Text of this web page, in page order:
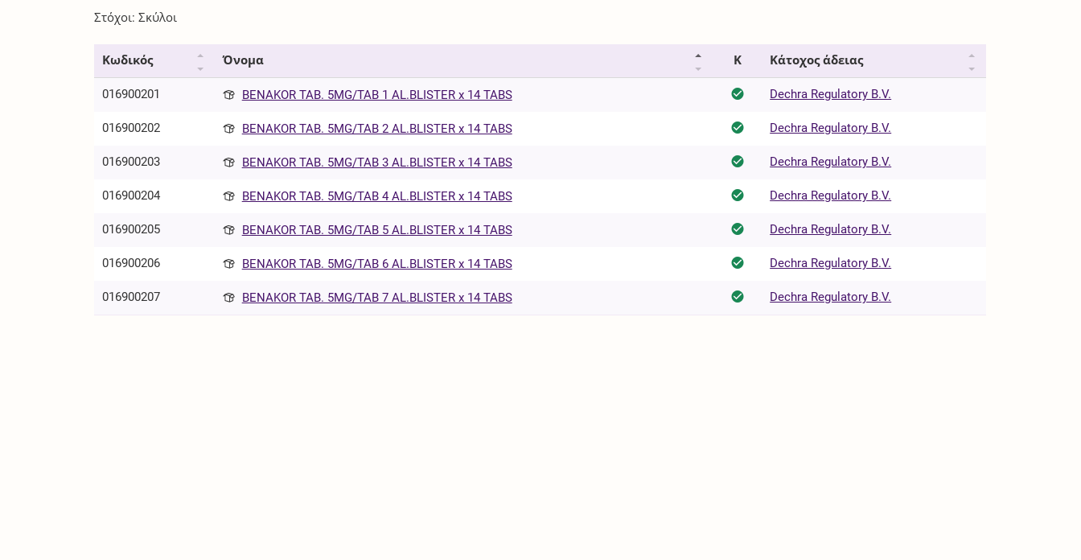
Στόχοι: Σκύλοι
Κωδικός Όνομα Κ Κάτοχος άδειας
016900201 BENAKOR TAB. 5MG/TAB 1 AL.BLISTER x 14 TABS Dechra Regulatory B.V.
016900202 BENAKOR TAB. 5MG/TAB 2 AL.BLISTER x 14 TABS Dechra Regulatory B.V.
016900203 BENAKOR TAB. 5MG/TAB 3 AL.BLISTER x 14 TABS Dechra Regulatory B.V.
016900204 BENAKOR TAB. 5MG/TAB 4 AL.BLISTER x 14 TABS Dechra Regulatory B.V.
016900205 BENAKOR TAB. 5MG/TAB 5 AL.BLISTER x 14 TABS Dechra Regulatory B.V.
016900206 BENAKOR TAB. 5MG/TAB 6 AL.BLISTER x 14 TABS Dechra Regulatory B.V.
016900207 BENAKOR TAB. 5MG/TAB 7 AL.BLISTER x 14 TABS Dechra Regulatory B.V.